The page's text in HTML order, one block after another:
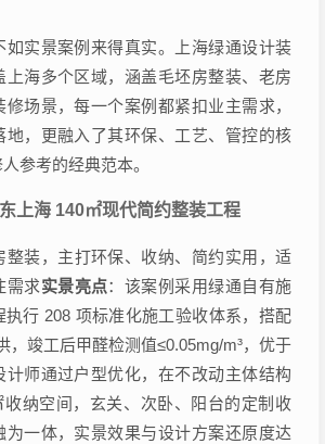
如实景案例来得真实。上海绿通设计装
上海多个区域，涵盖毛坯房整装、老房
场景，每一个案例都紧扣业主需求，
地，更融入了其环保、工艺、管控的核
参考的经典范本。
上海 140㎡现代简约整装工程
整装，主打环保、收纳、简约实用，适
需求实景亮点：该案例采用绿通自有施
执行 208 项标准化施工验收体系，搭配
，竣工后甲醛检测值≤0.05mg/m³，优于
计师通过户型优化，在不改动主体结构
收纳空间，玄关、次卧、阳台的定制收
为一体，实景效果与设计方案还原度达